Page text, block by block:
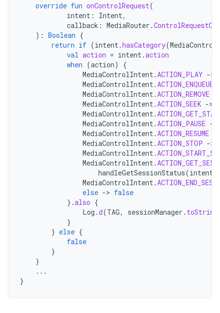
override fun onControlRequest(
intent : Intent,
callback : MediaRouter .
): Boolean {
return if (intent .hasCategory(
val action = intent .action
when (action)
{
MediaControlIntent . ACTION_PLAY ->
MediaControlIntent . ACTION_ENQUEUE
MediaControlIntent . ACTION_REMOVE
MediaControlIntent . ACTION_SEEK ->
MediaControlIntent .
MediaControlIntent . ACTION_PAUSE -
MediaControlIntent . ACTION_RESUME
MediaControlIntent . ACTION_STOP ->
MediaControlIntent .
MediaControlIntent .
handleGetSessionStatus(intent
MediaControlIntent .
else -> false
}.also {
Log .d(TAG, sessionManager . toString
}
} else {
false
}
}
...
}